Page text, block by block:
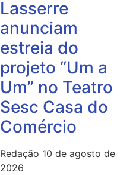
Lasserre
anunciam
estreia do
projeto “Um a
Um” no Teatro
Sesc Casa do
Comércio
Redação 10 de agosto de
2026